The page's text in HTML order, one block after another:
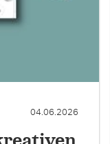
04.06.2026